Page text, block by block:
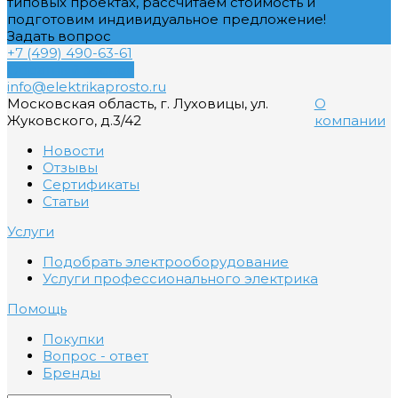
подготовим индивидуальное предложение!
Задать вопрос
+7 (499) 490-63-61
info@elektrikaprosto.ru
Московская область, г. Луховицы, ул.
Жуковского, д.3/42
О
компании
Новости
Отзывы
Сертификаты
Статьи
Услуги
Подобрать электрооборудование
Услуги профессионального электрика
Помощь
Покупки
Вопрос - ответ
Бренды